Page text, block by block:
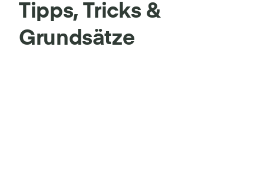
Tipps, Tricks &
Grundsätze